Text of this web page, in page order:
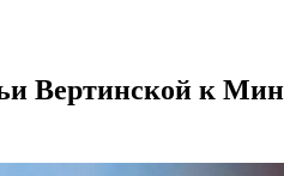
Вертинской к